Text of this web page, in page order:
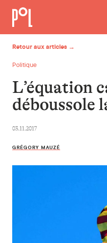
Retour aux articles →
Politique
L’équation
déboussole
03.11.2017
GRÉGORY MAUZÉ